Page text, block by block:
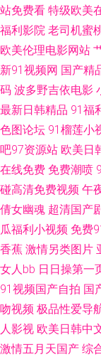
区 自慰黄色在线看 成
袜色图 91传媒视频
利视频在线 超碰人人
作片网站 欧美日韩
频热 黄色毛片A片 青
韩H网 伊人99黑料 豆
费网站 亚洲色图五月
咻 日本精品VA网站
站免费看 特级欧美
福利影院 老司机蜜
欧美伦理电影网站
新91视频网 国产精
码 波多野吉依电影
最新日韩精品 91福
色图论坛 91榴莲小
吧97资源站 欧美日
在线免费 免费潮喷
碰高清免费视频 午
倩女幽魂 超清国产
瓜福利小视频 免费
香蕉 激情另类图片
女人bb 日日操第一
91视频国产自拍 国
吻视频 极品性爱导
人影视 欧美日韩中
激情五月天国产 综